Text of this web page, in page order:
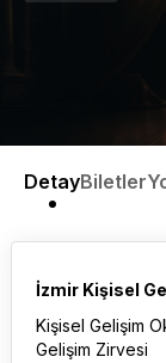
DetayBiletler
İzmir Kişisel
Kişisel Gelişim
Gelişim Zirvesi